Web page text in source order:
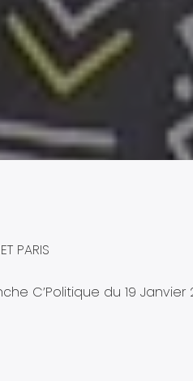
PARIS
C’Politique du 19 Janvier